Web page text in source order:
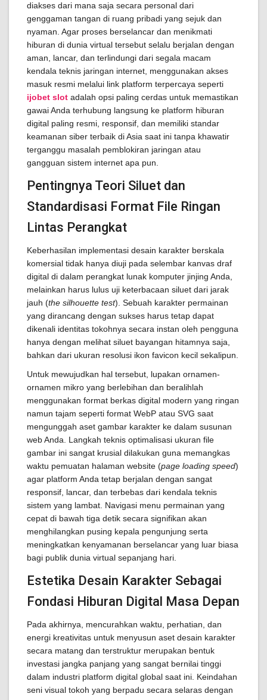
diakses dari mana saja secara personal dari
genggaman tangan di ruang pribadi yang sejuk dan
nyaman. Agar proses berselancar dan menikmati
hiburan di dunia virtual tersebut selalu berjalan dengan
aman, lancar, dan terlindungi dari segala macam
kendala teknis jaringan internet, menggunakan akses
masuk resmi melalui link platform terpercaya seperti
ijobet slot adalah opsi paling cerdas untuk memastikan
gawai Anda terhubung langsung ke platform hiburan
digital paling resmi, responsif, dan memiliki standar
keamanan siber terbaik di Asia saat ini tanpa khawatir
terganggu masalah pemblokiran jaringan atau
gangguan sistem internet apa pun.
Pentingnya Teori Siluet dan
Standardisasi Format File Ringan
Lintas Perangkat
Keberhasilan implementasi desain karakter berskala
komersial tidak hanya diuji pada selembar kanvas draf
digital di dalam perangkat lunak komputer jinjing Anda,
melainkan harus lulus uji keterbacaan siluet dari jarak
jauh (the silhouette test). Sebuah karakter permainan
yang dirancang dengan sukses harus tetap dapat
dikenali identitas tokohnya secara instan oleh pengguna
hanya dengan melihat siluet bayangan hitamnya saja,
bahkan dari ukuran resolusi ikon favicon kecil sekalipun.
Untuk mewujudkan hal tersebut, lupakan ornamen-
ornamen mikro yang berlebihan dan beralihlah
menggunakan format berkas digital modern yang ringan
namun tajam seperti format WebP atau SVG saat
mengunggah aset gambar karakter ke dalam susunan
web Anda. Langkah teknis optimalisasi ukuran file
gambar ini sangat krusial dilakukan guna memangkas
waktu pemuatan halaman website (page loading speed)
agar platform Anda tetap berjalan dengan sangat
responsif, lancar, dan terbebas dari kendala teknis
sistem yang lambat. Navigasi menu permainan yang
cepat di bawah tiga detik secara signifikan akan
menghilangkan pusing kepala pengunjung serta
meningkatkan kenyamanan berselancar yang luar biasa
bagi publik dunia virtual sepanjang hari.
Estetika Desain Karakter Sebagai
Fondasi Hiburan Digital Masa Depan
Pada akhirnya, mencurahkan waktu, perhatian, dan
energi kreativitas untuk menyusun aset desain karakter
secara matang dan terstruktur merupakan bentuk
investasi jangka panjang yang sangat bernilai tinggi
dalam industri platform digital global saat ini. Keindahan
seni visual tokoh yang berpadu secara selaras dengan